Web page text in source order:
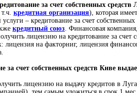
за счет собственных средств
кредитная организация), которая
– кредитование за счет
кредитный союз . Финансовая
лицензию на кредитование за счет
на факторниг, лицензия
за счет собственных средств Киве
лицензию на выдачу кредитов в
тем самым уложиться в срок 1 мес.